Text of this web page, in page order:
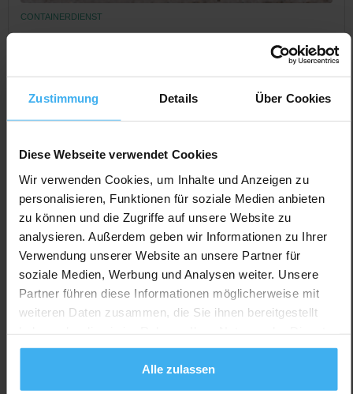
Zustimmung Details Über Cookies
Diese Webseite verwendet Cookies
Wir verwenden Cookies, um Inhalte und Anzeigen zu
personalisieren, Funktionen für soziale Medien anbieten
zu können und die Zugriffe auf unsere Website zu
analysieren. Außerdem geben wir Informationen zu Ihrer
Verwendung unserer Website an unsere Partner für
soziale Medien, Werbung und Analysen weiter. Unsere
Partner führen diese Informationen möglicherweise mit
weiteren Daten zusammen, die Sie ihnen bereitgestellt
gesammelt haben.
Alle zulassen
CONTAINERDIENST
Jetzt Anrufen